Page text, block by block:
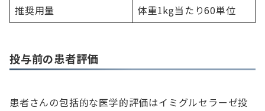
推奨用量
体重1kg当たり60単位
投与前の患者評価
患者さんの包括的な医学的評価はイミグルセラーゼ投